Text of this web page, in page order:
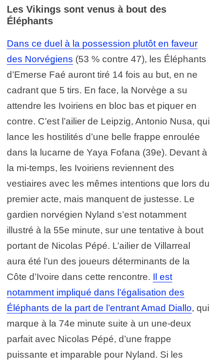
Les Vikings sont venus à bout des
Éléphants
Dans ce duel à la possession plutôt en faveur
des Norvégiens (53 % contre 47), les Éléphants
d’Emerse Faé auront tiré 14 fois au but, en ne
cadrant que 5 tirs. En face, la Norvège a su
attendre les Ivoiriens en bloc bas et piquer en
contre. C’est l’ailier de Leipzig, Antonio Nusa, qui
lance les hostilités d’une belle frappe enroulée
dans la lucarne de Yaya Fofana (39e). Devant à
la mi-temps, les Ivoiriens reviennent des
vestiaires avec les mêmes intentions que lors du
premier acte, mais manquent de justesse. Le
gardien norvégien Nyland s’est notamment
illustré à la 55e minute, sur une tentative à bout
portant de Nicolas Pépé. L’ailier de Villarreal
aura été l’un des joueurs déterminants de la
Côte d’Ivoire dans cette rencontre. Il est
notamment impliqué dans l’égalisation des
Éléphants de la part de l’entrant Amad Diallo, qui
marque à la 74e minute suite à un une-deux
parfait avec Nicolas Pépé, d’une frappe
puissante et imparable pour Nyland. Si les